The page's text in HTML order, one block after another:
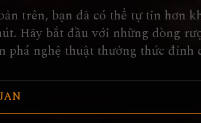
trên, bạn đã có thể tự tin hơn
Hãy bắt đầu với những dòng
phá nghệ thuật thưởng thức đỉnh